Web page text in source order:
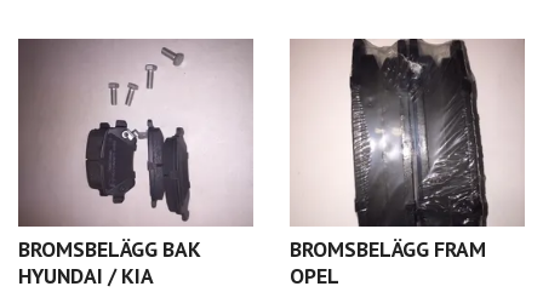
BROMSBELÄGG BAK
HYUNDAI / KIA
BROMSBELÄGG FRAM
OPEL